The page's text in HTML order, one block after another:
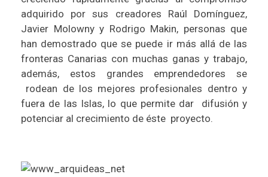
adquirido por sus creadores Raúl Domínguez,
Javier Molownyy Rodrigo Makin, personas que
han demostrado que se puede ir más allá de las
fronteras Canarias con muchas ganas y trabajo,
además, estos grandes emprendedores se
rodean de los mejores profesionales dentro y
fuera de las Islas, lo que permite dar difusión y
potenciar al crecimiento de éste proyecto.